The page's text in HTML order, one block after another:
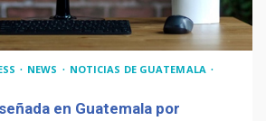
NEWS
NOTICIAS DE GUATEMALA
en Guatemala por